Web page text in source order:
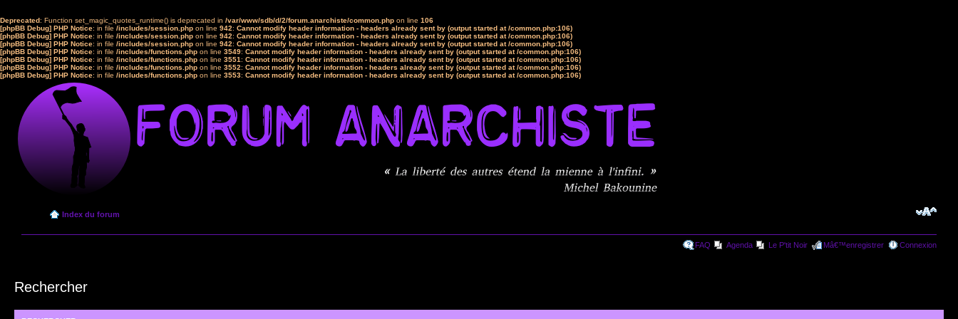
Deprecated: Function set_magic_quotes_runtime() is deprecated in /var/www/sdb/d/2/forum.anarchiste/common.php on line 106
[phpBB Debug] PHP Notice: in file /includes/session.php on line 942: Cannot modify header information - headers already sent by (output started at /common.php:106)
[phpBB Debug] PHP Notice: in file /includes/session.php on line 942: Cannot modify header information - headers already sent by (output started at /common.php:106)
[phpBB Debug] PHP Notice: in file /includes/session.php on line 942: Cannot modify header information - headers already sent by (output started at /common.php:106)
[phpBB Debug] PHP Notice: in file /includes/functions.php on line 3549: Cannot modify header information - headers already sent by (output started at /common.php:106)
[phpBB Debug] PHP Notice: in file /includes/functions.php on line 3551: Cannot modify header information - headers already sent by (output started at /common.php:106)
[phpBB Debug] PHP Notice: in file /includes/functions.php on line 3552: Cannot modify header information - headers already sent by (output started at /common.php:106)
[phpBB Debug] PHP Notice: in file /includes/functions.php on line 3553: Cannot modify header information - headers already sent by (output started at /common.php:106)
Index du forum
FAQ Agenda Le P'tit Noir Mâ€™enregistrer Connexion
Rechercher